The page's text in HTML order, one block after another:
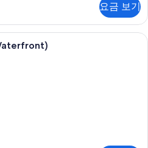
요금 보기
고급 침구, 필로우탑 침대, 객실 내 금고